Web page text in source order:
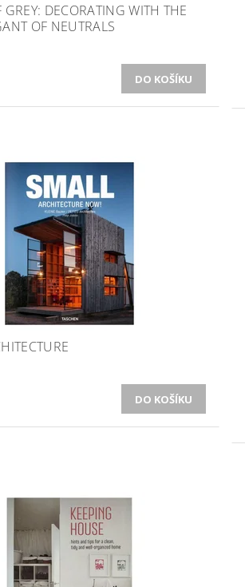
GREY: DECORATING WITH THE
OF NEUTRALS